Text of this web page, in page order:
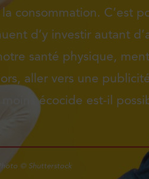
consommation. C’est
d’y investir autant
santé physique,
aller vers une
moins écocide est-il
Photo © Shutterstock